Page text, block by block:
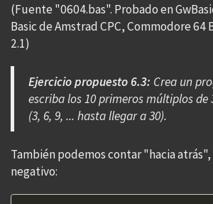
(Fuente "0604.bas". Probado en
Basic de Amstrad CPC, Commodore 64
2.1)
Ejercicio propuesto 6.3: Crea un
escriba los 10 primeros múltiplos de
(3, 6, 9, ... hasta llegar a 30).
También podemos contar "hacia atrás",
negativo: